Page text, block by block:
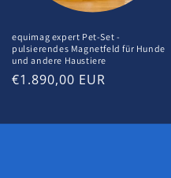
equimag expert Pet-Set -
pulsierendes Magnetfeld für Hunde
und andere Haustiere
Normaler
€1.890,00 EUR